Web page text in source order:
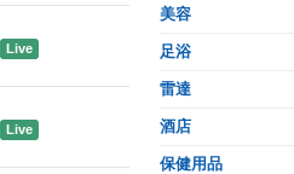
Live
Live
美容
足浴
雷達
酒店
保健用品